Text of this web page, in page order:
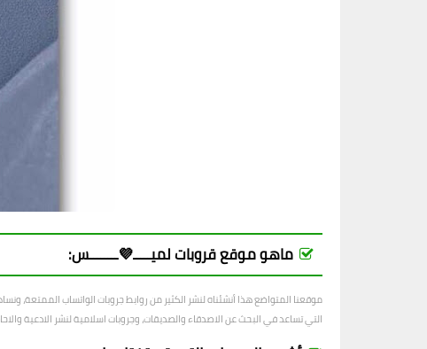
ماهو موقع قروبات لميـــــ💜ــــــــس:
موقعنا المتواضع هذا أنشئناه لنشر الكثير من روابط جروبات الواتساب الممتعة،
التي تساعد في البحث عن الاصدقاء والصديقات، وجروبات اسلامية لنشر الادعية